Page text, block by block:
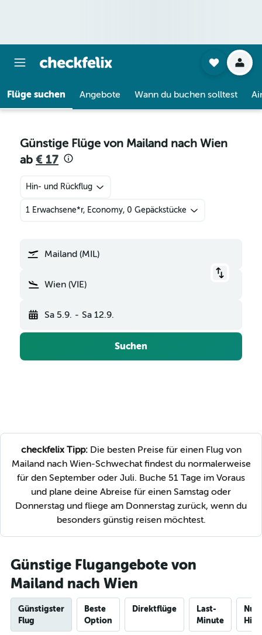
Flüge suchen Angebote Wann du buchen solltest
Günstige Flüge von Mailand nach Wien
ab € 17
Hin- und Rückflug
1 Erwachsene*r, Economy, 0 Gepäckstücke
Mailand (MIL)
Wien (VIE)
Sa 5.9. - Sa 12.9.
Suchen
checkfelix Tipp:Die besten Preise für einen Flug von
Mailand nach Wien-Schwechat findest du normalerweise
für den September oder Juli. Buche 51 Tage im Voraus
und plane deine Abreise für einen Samstag oder
Donnerstag und fliege am Donnerstag zurück, wenn du
besonders günstig reisen möchtest.
Günstige Flugangebote von
Mailand nach Wien
Günstigster
Flug
Beste
Option
Direktflüge
Last-
Minute
Nur